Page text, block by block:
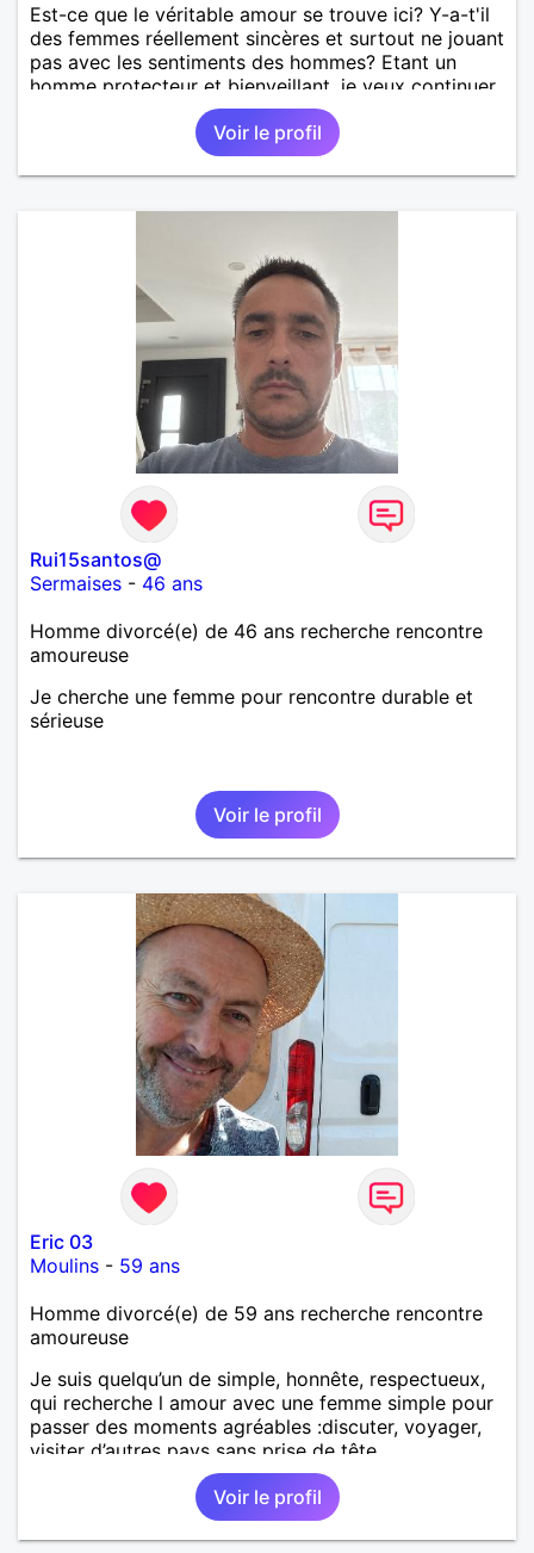
Est-ce que le véritable amour se trouve ici? Y-a-t'il
des femmes réellement sincères et surtout ne jouant
pas avec les sentiments des hommes? Etant un
homme protecteur et bienveillant, je veux continuer
d'y croire et pouvoir enfin former la petite famille
que je désir temps. Faux profil, profiteuse et autres
joyeuseté passer votre chemin, vous ne
m'intéressez pas du tout!
Voir le profil
Rui15santos@
Sermaises - 46 ans
Homme divorcé(e) de 46 ans recherche rencontre
amoureuse
Je cherche une femme pour rencontre durable et
sérieuse
Voir le profil
Eric 03
Moulins - 59 ans
Homme divorcé(e) de 59 ans recherche rencontre
amoureuse
Je suis quelqu’un de simple, honnête, respectueux,
qui recherche l amour avec une femme simple pour
passer des moments agréables :discuter, voyager,
visiter d’autres pays sans prise de tête.
Voir le profil